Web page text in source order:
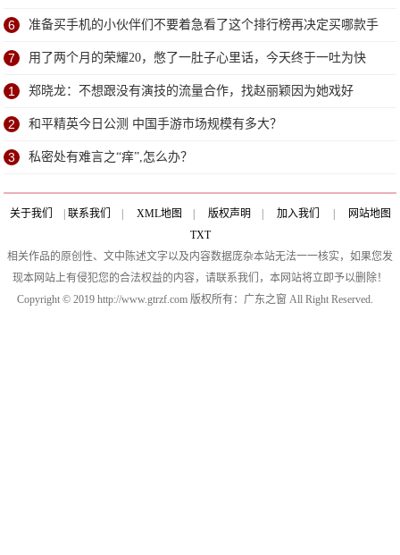
6 准备买手机的小伙伴们不要着急看了这个排行榜再决定买哪款手
机吧
7 用了两个月的荣耀20，憋了一肚子心里话，今天终于一吐为快
1 郑晓龙：不想跟没有演技的流量合作，找赵丽颖因为她戏好
2 和平精英今日公测 中国手游市场规模有多大？
3 私密处有难言之“痒”,怎么办？
关于我们 联系我们 XML地图 版权声明 加入我们
网站地图
TXT
相关作品的原创性、文中陈述文字以及内容数据庞杂本站无法一一核实，如果您发
现本网站上有侵犯您的合法权益的内容，请联系我们，本网站将立即予以删除！
Copyright © 2019 http://www.gtrzf.com 版权所有：广东之窗 All Right Reserved.